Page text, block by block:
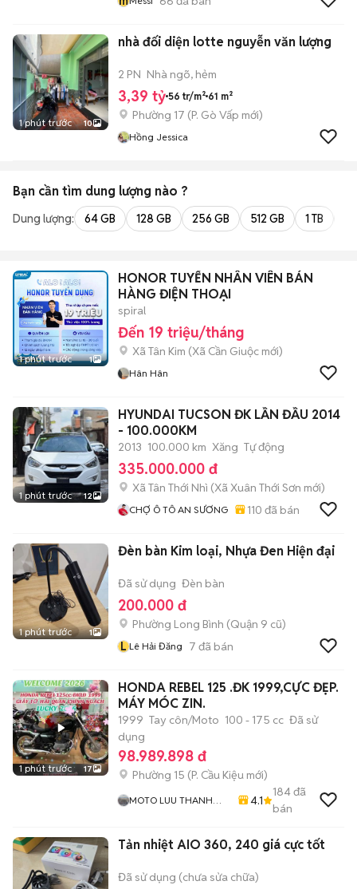
1 phút trước 10
nhà đối diện lotte nguyễn văn lượng
2 PN Nhà ngõ, hẻm
3,39 tỷ 56 tr/m² 61 m²
Phường 17 (P. Gò Vấp mới)
Hồng Jessica
Bạn cần tìm dung lượng nào ?
Dung lượng: 64 GB 128 GB 256 GB 512 GB 1 TB
1 phút trước 1
HONOR TUYỂN NHÂN VIÊN BÁN
HÀNG ĐIỆN THOẠI
spiral
Đến 19 triệu/tháng
Xã Tân Kim (Xã Cần Giuộc mới)
Hân Hân
1 phút trước 12
HYUNDAI TUCSON ĐK LẦN ĐẦU 2014
- 100.000KM
2013 100.000 km Xăng Tự động
335.000.000 đ
Xã Tân Thới Nhì (Xã Xuân Thới Sơn mới)
CHỢ Ô TÔ AN SƯƠNG 110 đã bán
1 phút trước 1
Đèn bàn Kim loại, Nhựa Đen Hiện đại
Đã sử dụng Đèn bàn
200.000 đ
Phường Long Bình (Quận 9 cũ)
L Lê Hải Đăng 7 đã bán
1 phút trước 17
HONDA REBEL 125 .ĐK 1999,CỰC ĐẸP.
MÁY MÓC ZIN.
1999 Tay côn/Moto 100 - 175 cc Đã sử
dụng
98.989.898 đ
Phường 15 (P. Cầu Kiệu mới)
MOTO LUU THANH
Hoang Van Thu , PN ,
4.1
184đã
bán
Tản nhiệt AIO 360, 240 giá cực tốt
Đã sử dụng (chưa sửa chữa)